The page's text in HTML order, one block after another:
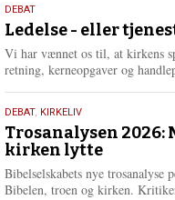
e
r
e
10.
juni
2026
DEBAT
Ledelse - eller
Vi har vænnet os til, at kirkens
retning, kerneopgaver og
2.
juni
2026
DEBAT, KIRKELIV
Trosanalysen 2026:
kirken lytte
Bibelselskabets nye
Bibelen, troen og kirken.